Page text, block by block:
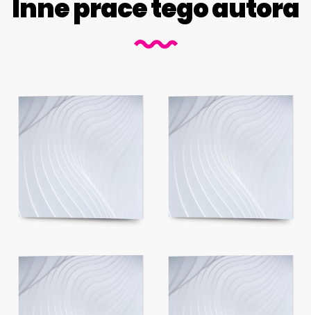
Inne prace tego autora